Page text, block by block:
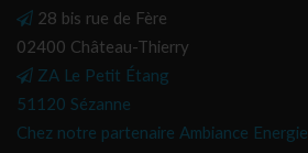
28 bis rue de Fère
02400 Château-Thierry
ZA Le Petit Étang
51120 Sézanne
Chez notre partenaire Ambiance Energie